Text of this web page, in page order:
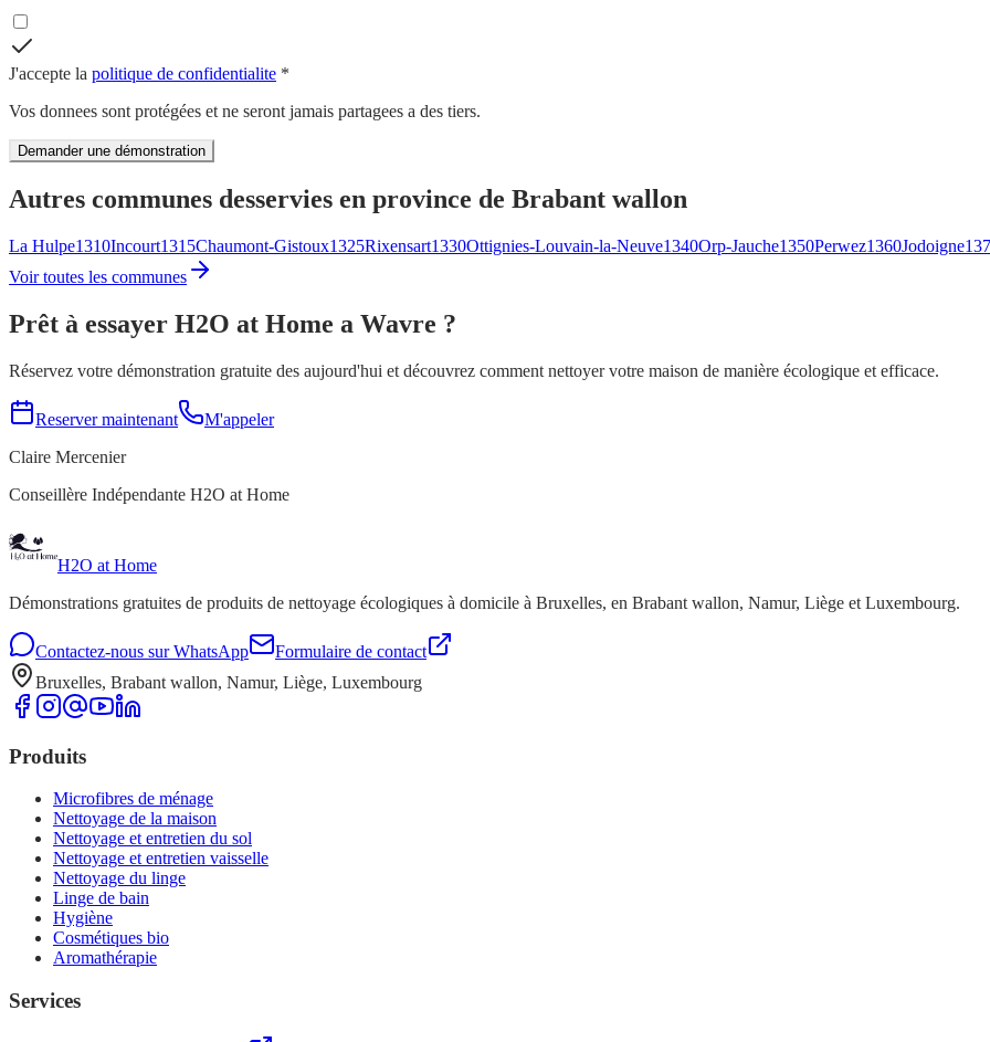
J'accepte la politique de confidentialite *
Vos donnees sont protégées et ne seront jamais partagees a des tiers.
Demander une démonstration
Autres communes desservies en province de Brabant wallon
La Hulpe1310Incourt1315Chaumont-Gistoux1325Rixensart1330Ottignies-Louvain-la-Neuve1340Orp-Jauche1350Perwez1360Jodoigne
Voir toutes les communes
Prêt à essayer H2O at Home a Wavre ?
Réservez votre démonstration gratuite des aujourd'hui et découvrez comment nettoyer votre maison de manière écologique et efficace.
Reserver maintenant
M'appeler
Claire Mercenier
Conseillère Indépendante H2O at Home
H2O at Home
Démonstrations gratuites de produits de nettoyage écologiques à domicile à Bruxelles, en Brabant wallon, Namur, Liège et Luxembourg.
Contactez-nous sur WhatsApp
Formulaire de contact
Bruxelles, Brabant wallon, Namur, Liège, Luxembourg
Produits
Microfibres de ménage
Nettoyage de la maison
Nettoyage et entretien du sol
Nettoyage et entretien vaisselle
Nettoyage du linge
Linge de bain
Hygiène
Cosmétiques bio
Aromathérapie
Services